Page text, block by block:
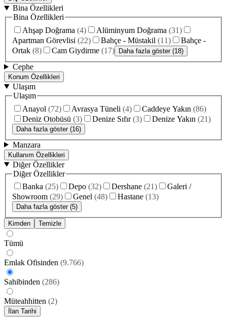
Bina Özellikleri
Bina Özellikleri
Ahşap Doğrama (4) Alüminyum Doğrama (31)
Apartman Görevlisi (22) Bahçe - Müstakil (11)
Bahçe -
Ortak (8) Cam Giydirme (17) Daha fazla göster (18)
Cephe
Konum Özellikleri
Ulaşım
Ulaşım
Anayol (72) Avrasya Tüneli (4) Caddeye Yakın (86)
Deniz Otobüsü (3) Denize Sıfır (3) Denize Yakın (21)
Daha fazla göster (16)
Manzara
Kullanım Özellikleri
Diğer Özellikler
Diğer Özellikler
Banka (25) Depo (32) Dershane (21)
Galeri /
Showroom (29) Genel (48) Hastane (13)
Daha fazla göster (5)
Kimden Temizle
Tümü
Emlak Ofisinden (9.766)
Sahibinden (286)
Müteahhitten (2)
İlan Tarihi